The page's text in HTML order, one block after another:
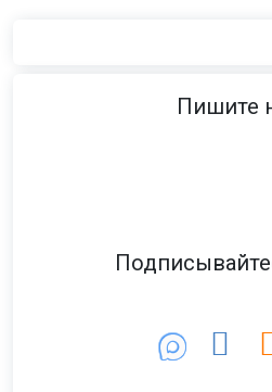
Как сообщает АСТ-54,
этом участке дороги
Напомним: автобус и легковой